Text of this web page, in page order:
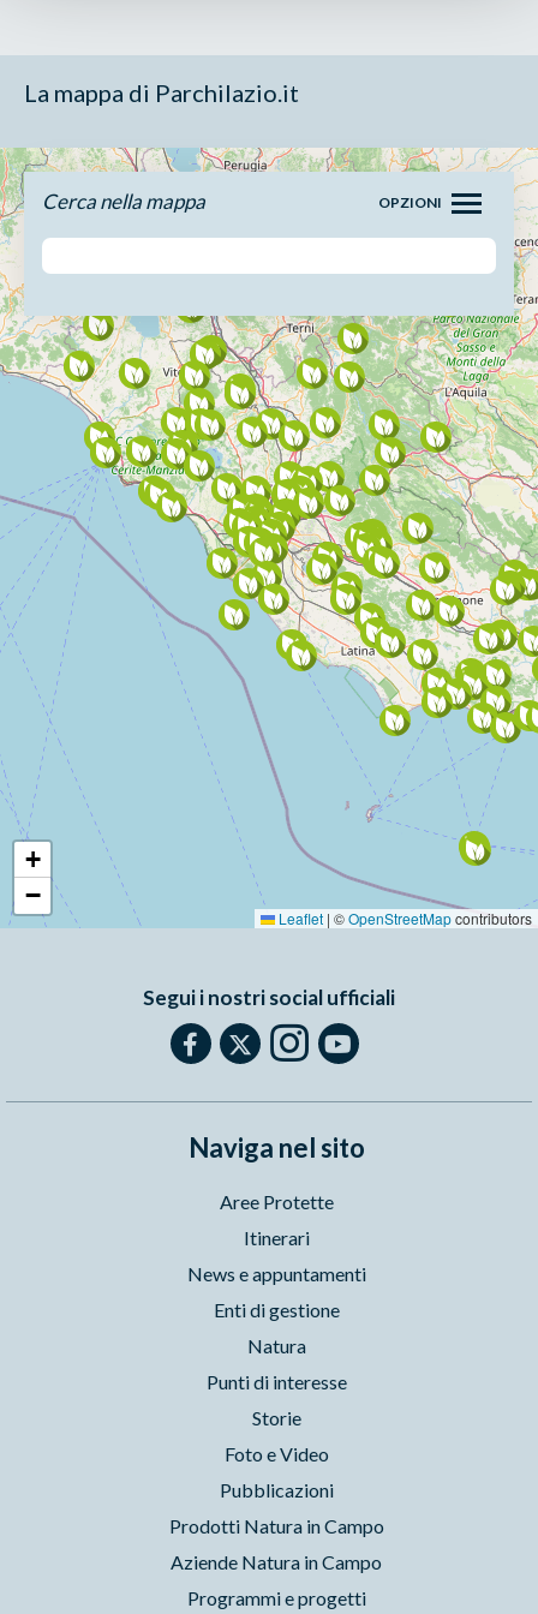
La mappa di Parchilazio.it
+
−
Leaflet | ©OpenStreetMapcontributors
Cerca nella mappa OPZIONI
Segui i nostri social ufficiali
Naviga nel sito
Aree Protette
Itinerari
News e appuntamenti
Enti di gestione
Natura
Punti di interesse
Storie
Foto e Video
Pubblicazioni
Prodotti Natura in Campo
Aziende Natura in Campo
Programmi e progetti